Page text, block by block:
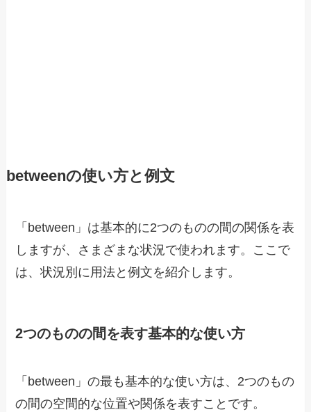
betweenの使い方と例文
「between」は基本的に2つのものの間の関係を表
しますが、さまざまな状況で使われます。ここで
は、状況別に用法と例文を紹介します。
2つのものの間を表す基本的な使い方
「between」の最も基本的な使い方は、2つのもの
の間の空間的な位置や関係を表すことです。